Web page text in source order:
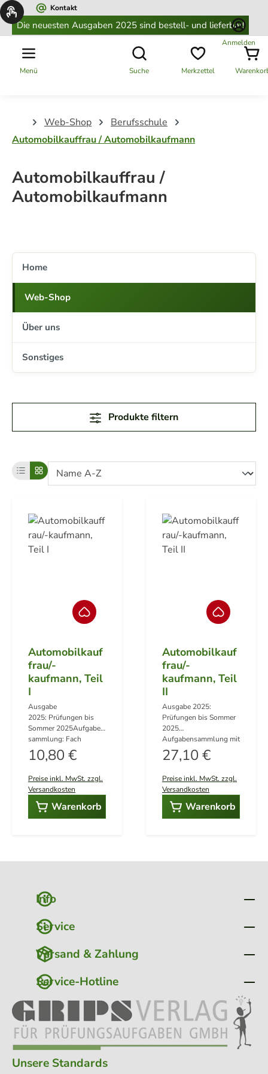
springen
Die neuesten Ausgaben 2025 sind bestell- und lieferbar!
Kontakt
Anmelden
Menü Suche Merkzettel
Web-Shop
Berufsschule
Automobilkauffrau / Automobilkaufmann
Automobilkauffrau /
Automobilkaufmann
Home
Web-Shop
Über uns
Sonstiges
Produkte filtern
Automobilkauf
frau/-
kaufmann, Teil
I
Ausgabe
2025: Prüfungen bis
Sommer 2025Aufgaben
sammlung: Fach
Warenwirtschafts- und
Werkstattprozesse 10
2020/2021 bis Sommer
2025) Lösungsvorschl
äge: 2 Bände im Set ( 1
Band Aufgaben + 1
Regulärer Preis:
10,80 €
Preise inkl. MwSt. zzgl.
Versandkosten
Warenkorb
Automobilkauf
frau/-
kaufmann, Teil
II
Ausgabe 2025:
Prüfungen bis Sommer
2025
Aufgabensammlung mit
den Fächern:Deutsch,
Gemeinschaftskunde,
Sozialkunde I+III (6
Prüfungen von Winter
2022/2023 bis Sommer
2025) Fahrzeugvertrieb
Regulärer Preis:
27,10 €
Preise inkl. MwSt. zzgl.
Versandkosten
Warenkorb
Info
Service
Versand & Zahlung
Service-Hotline
Unsere Standards